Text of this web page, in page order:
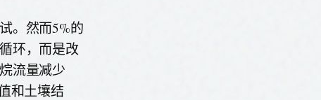
。然而5%的
环，而是改
流量减少
和土壤结